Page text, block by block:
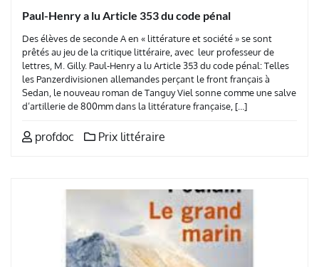
Paul-Henry a lu Article 353 du code pénal
Des élèves de seconde A en « littérature et société » se sont
prêtés au jeu de la critique littéraire, avec leur professeur de
lettres, M. Gilly. Paul-Henry a lu Article 353 du code pénal: Telles
les Panzerdivisionen allemandes perçant le front français à
Sedan, le nouveau roman de Tanguy Viel sonne comme une salve
d’artillerie de 800mm dans la littérature française, […]
profdoc Prix littéraire